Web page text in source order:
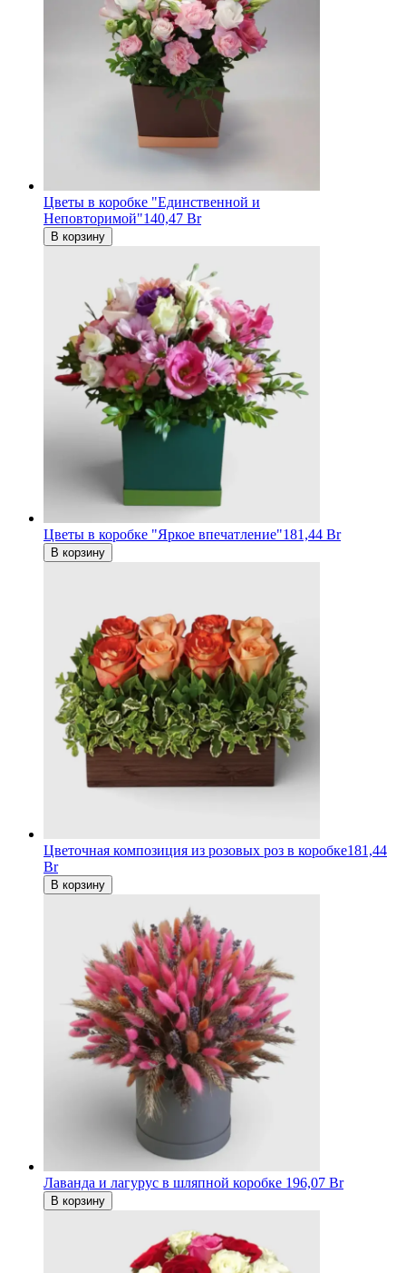
Цветы в коробке "Единственной и
Неповторимой"140,47 Br
В корзину
Цветы в коробке "Яркое впечатление"181,44 Br
В корзину
Цветочная композиция из розовых роз в коробке181,44
Br
В корзину
Лаванда и лагурус в шляпной коробке 196,07 Br
В корзину